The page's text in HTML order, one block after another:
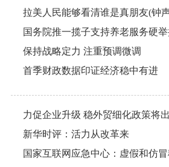
拉美人民能够看清谁是真朋友(钟
国务院推一揽子支持养老服务硬
保持战略定力 注重预调微调
首季财政数据印证经济稳中有进
力促企业升级 稳外贸细化政策将出
新华时评：活力从改革来
国家互联网应急中心：虚假和仿